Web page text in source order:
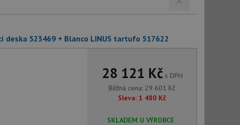
deska 523469 + Blanco LINUS tartufo 517622
28 121 Kčs DPH
Běžná cena: 29 601 Kč
Sleva: 1 480 Kč
SKLADEM U VÝROBCE